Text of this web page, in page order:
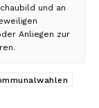
und an
Anliegen zur